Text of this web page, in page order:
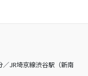
／JR埼京線渋谷駅（新南